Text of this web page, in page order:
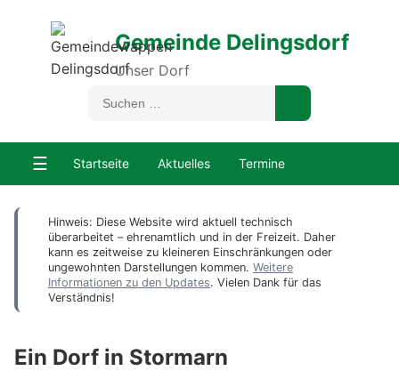
Gemeinde Delingsdorf
Unser Dorf
☰ Startseite Aktuelles Termine
Hinweis: Diese Website wird aktuell technisch
überarbeitet – ehrenamtlich und in der Freizeit. Daher
kann es zeitweise zu kleineren Einschränkungen oder
ungewohnten Darstellungen kommen. Weitere
Informationen zu den Updates. Vielen Dank für das
Verständnis!
Ein Dorf in Stormarn